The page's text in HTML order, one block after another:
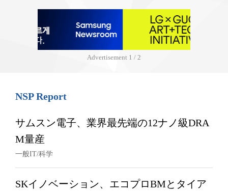
Advertisement 1 / 2
NSP Report
サムスン電子、業界最先端の12ナノ級DRA
M量産
一般IT/科学
SKイノベーション、エコプロBMとタイア